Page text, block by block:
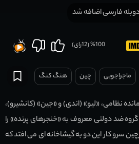
فارسی اضافه شد
100
% (
12رای)
ماجراجویی چين هنگ کنگ
دو فرمانده نظامی، «لیو» (اندی) و «جین» (کانشیرو)،
گروه ضد دولتی معروف به «خنجرهای پرنده» را
سرو کار این دو به گیشاخانه ای می افتد که